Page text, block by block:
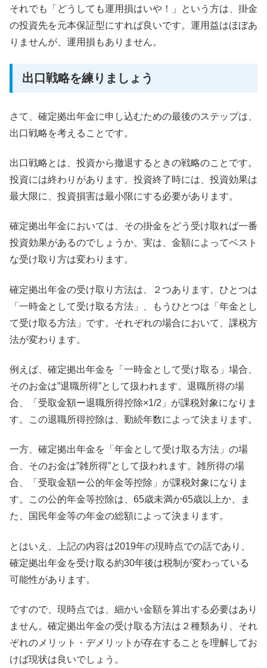
それでも「どうしても運用損はいや！」という方は、掛金
の投資先を元本保証型にすれば良いです。運用益はほぼあ
りませんが、運用損もありません。
出口戦略を練りましょう
さて、確定拠出年金に申し込むための最後のステップは、
出口戦略を考えることです。
出口戦略とは、投資から撤退するときの戦略のことです。
投資には終わりがあります。投資終了時には、投資効果は
最大限に、投資損害は最小限にする必要があります。
確定拠出年金においては、その掛金をどう受け取れば一番
投資効果があるのでしょうか。実は、金額によってベスト
な受け取り方は変わります。
確定拠出年金の受け取り方法は、２つあります。ひとつは
「一時金として受け取る方法」、もうひとつは「年金とし
て受け取る方法」です。それぞれの場合において、課税方
法が変わります。
例えば、確定拠出年金を「一時金として受け取る」場合、
そのお金は”退職所得”として扱われます。退職所得の場
合、「受取金額ー退職所得控除×1/2」が課税対象になりま
す。この退職所得控除は、勤続年数によって決まります。
一方、確定拠出年金を「年金として受け取る方法」の場
合、そのお金は”雑所得”として扱われます。雑所得の場
合、「受取金額ー公的年金等控除」が課税対象になりま
す。この公的年金等控除は、65歳未満か65歳以上か、ま
た、国民年金等の年金の総額によって決まります。
とはいえ、上記の内容は2019年の現時点での話であり、
確定拠出年金を受け取る約30年後は税制が変わっている
可能性があります。
ですので、現時点では、細かい金額を算出する必要はあり
ません。確定拠出年金の受け取る方法は２種類あり、それ
ぞれのメリット・デメリットが存在することを理解してお
けば現状は良いでしょう。